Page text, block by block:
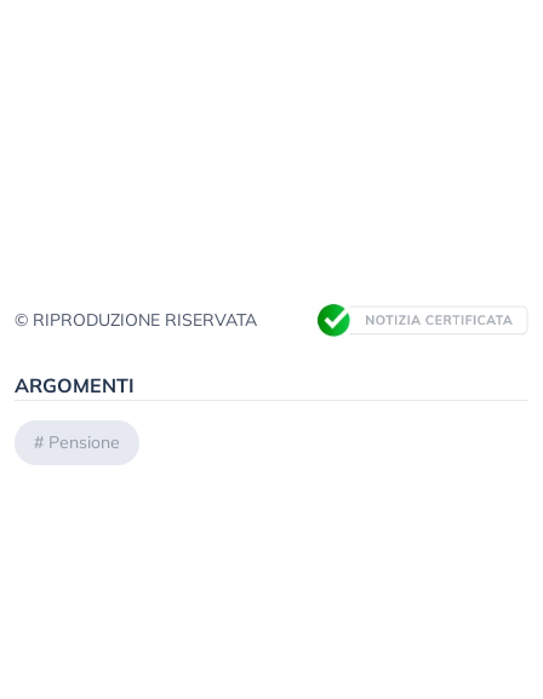
© RIPRODUZIONE RISERVATA
ARGOMENTI
# Pensione